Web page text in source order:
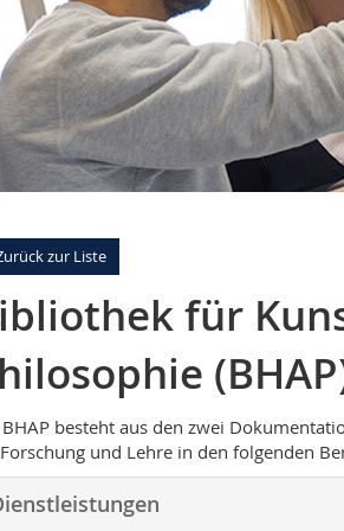
zur Liste
für
besteht aus den zwei
und Lehre in den folgenden